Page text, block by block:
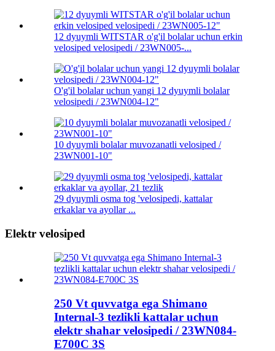
12 dyuymli WITSTAR o'g'il bolalar uchun erkin
velosiped velosipedi / 23WN005-...
O'g'il bolalar uchun yangi 12 dyuymli bolalar
velosipedi / 23WN004-12"
10 dyuymli bolalar muvozanatli velosiped /
23WN001-10"
29 dyuymli osma tog 'velosipedi, kattalar
erkaklar va ayollar ...
Elektr velosiped
250 Vt quvvatga ega Shimano
Internal-3 tezlikli kattalar uchun
elektr shahar velosipedi / 23WN084-
E700C 3S